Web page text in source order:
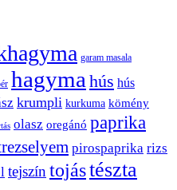
garam masala
hagyma hús hús
krumpli kurkuma kömény
olasz oregánó paprika
pirospaprika rizs
tejszín tojástészta